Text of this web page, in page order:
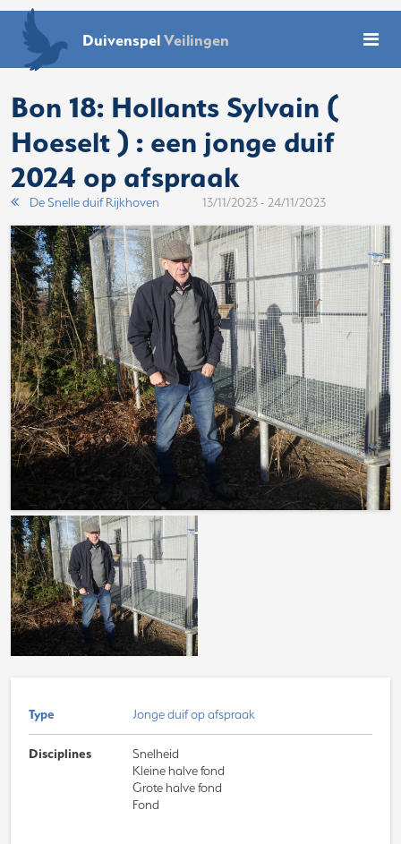
DuivenspelVeilingen
Bon 18: Hollants Sylvain (
Hoeselt ) : een jonge duif
2024 op afspraak
De Snelle duif Rijkhoven 13/11/2023 - 24/11/2023
Type Jonge duif op afspraak
Disciplines
Snelheid
Kleine halve fond
Grote halve fond
Fond